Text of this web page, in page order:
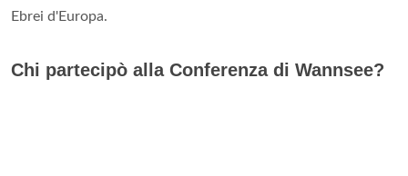
Ebrei d'Europa.
Chi partecipò alla Conferenza di Wannsee?